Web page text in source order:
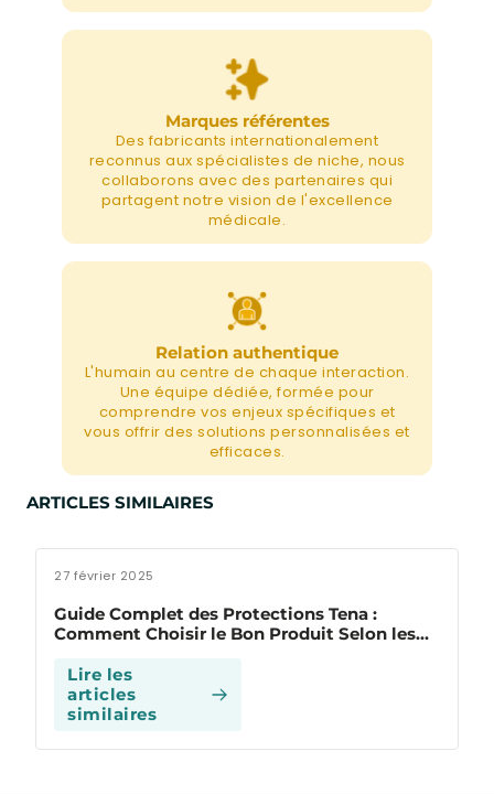
Marques référentes
Des fabricants internationalement
reconnus aux spécialistes de niche, nous
collaborons avec des partenaires qui
partagent notre vision de l'excellence
médicale.
Relation authentique
L'humain au centre de chaque interaction.
Une équipe dédiée, formée pour
comprendre vos enjeux spécifiques et
vous offrir des solutions personnalisées et
efficaces.
ARTICLES SIMILAIRES
27 février 2025
Guide Complet des Protections Tena :
Comment Choisir le Bon Produit Selon les
Lire les
articles
similaires